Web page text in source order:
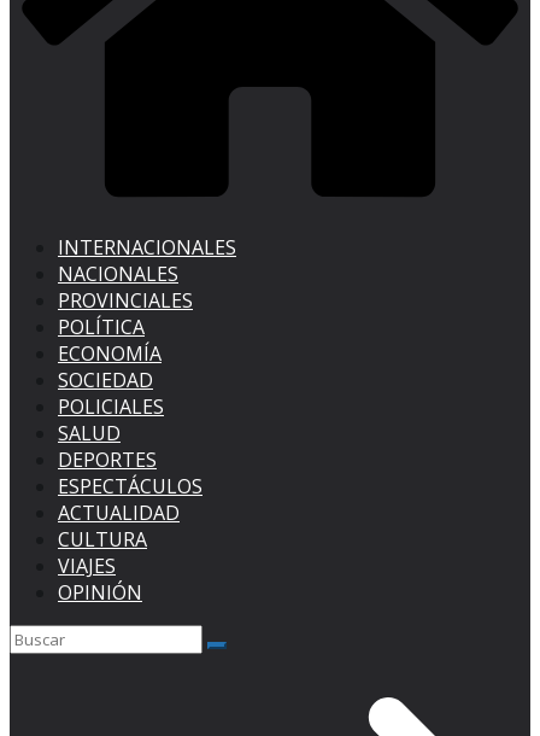
INTERNACIONALES
NACIONALES
PROVINCIALES
POLÍTICA
ECONOMÍA
SOCIEDAD
POLICIALES
SALUD
DEPORTES
ESPECTÁCULOS
ACTUALIDAD
CULTURA
VIAJES
OPINIÓN